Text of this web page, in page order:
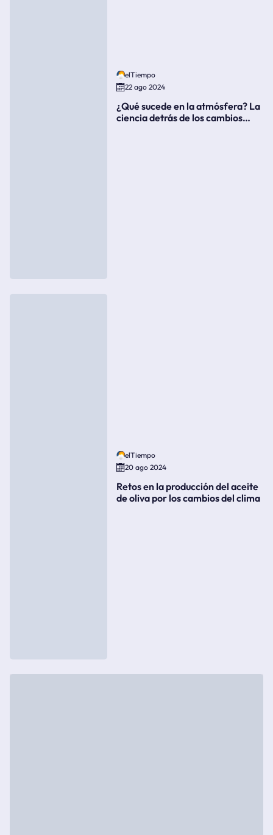
elTiempo
22 ago 2024
¿Qué sucede en la atmósfera? La
ciencia detrás de los cambios
elTiempo
20 ago 2024
Retos en la producción del aceite
de oliva por los cambios del clima